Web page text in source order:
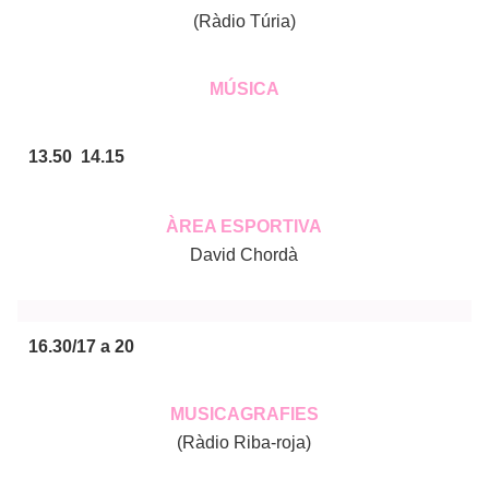
(Ràdio Túria)
MÚSICA
13.50 14.15
ÀREA ESPORTIVA
David Chordà
16.30/17 a 20
MUSICAGRAFIES
(Ràdio Riba-roja)